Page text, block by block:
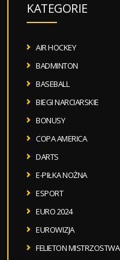
KATEGORIE
AIR HOCKEY
BADMINTON
BASEBALL
BIEGI NARCIARSKIE
BONUSY
COPA AMERICA
DARTS
E-PIŁKA NOŻNA
ESPORT
EURO 2024
EUROWIZJA
FELIETON MISTRZOSTWA